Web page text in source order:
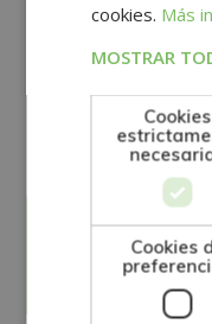
Europeo, que
autenticidad
internacional.
cookies. Más
MOSTRAR
Cookies
Cookies